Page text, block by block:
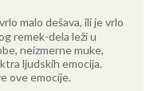
malo dešava, ili je vrlo
remek-dela leži u
neizmerne muke,
ljudskih emocija.
ove emocije.